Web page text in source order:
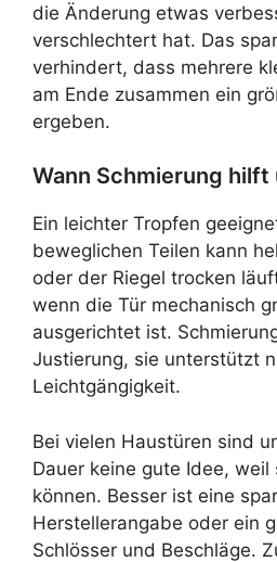
die Änderung etwas
verschlechtert hat. Das
verhindert, dass mehrere
am Ende zusammen ein
ergeben.
Wann Schmierung
Ein leichter Tropfen
beweglichen Teilen kann
oder der Riegel trocken
wenn die Tür mechanisch
ausgerichtet ist.
Justierung, sie unterstützt
Leichtgängigkeit.
Bei vielen Haustüren sind
Dauer keine gute Idee,
können. Besser ist eine
Herstellerangabe oder ein
Schlösser und Beschläge.